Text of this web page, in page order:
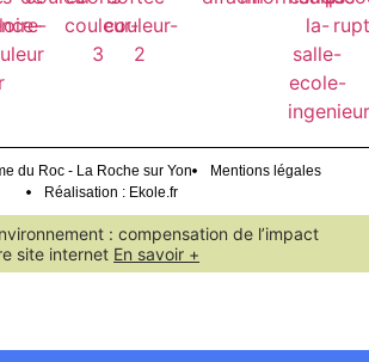
du Roc - La Roche sur Yon
Mentions légales
Réalisation : Ekole.fr
: compensation de l’impact
site internet En savoir +